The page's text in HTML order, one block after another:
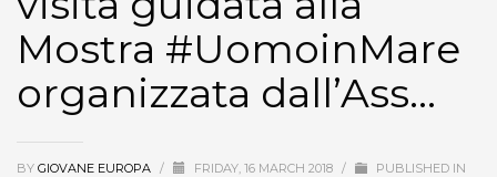
Mostra #UomoinMare
organizzata dall’Ass…
BY GIOVANE EUROPA / FRIDAY, 16 MARCH 2018 /
PUBLISHED IN